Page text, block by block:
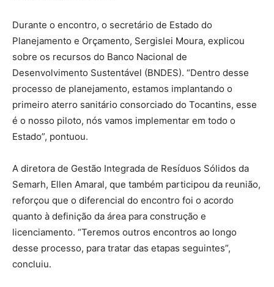
Durante o encontro, o secretário de Estado do
Planejamento e Orçamento, Sergislei Moura, explicou
sobre os recursos do Banco Nacional de
Desenvolvimento Sustentável (BNDES). “Dentro desse
processo de planejamento, estamos implantando o
primeiro aterro sanitário consorciado do Tocantins, esse
é o nosso piloto, nós vamos implementar em todo o
Estado”, pontuou.
A diretora de Gestão Integrada de Resíduos Sólidos da
Semarh, Ellen Amaral, que também participou da reunião,
reforçou que o diferencial do encontro foi o acordo
quanto à definição da área para construção e
licenciamento. “Teremos outros encontros ao longo
desse processo, para tratar das etapas seguintes”,
concluiu.